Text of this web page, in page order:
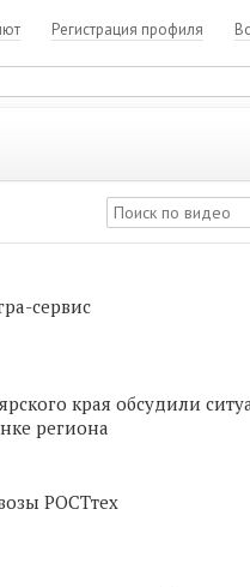
Регистрация профиля
сервис
края обсудили
региона
РОСТтех